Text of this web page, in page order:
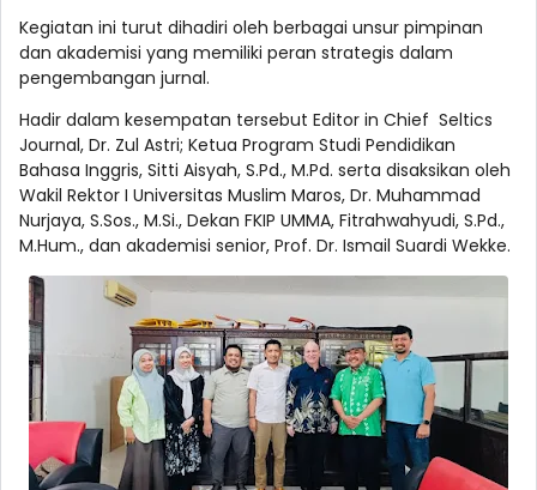
Kegiatan ini turut dihadiri oleh berbagai unsur pimpinan
dan akademisi yang memiliki peran strategis dalam
pengembangan jurnal.
Hadir dalam kesempatan tersebut Editor in Chief Seltics
Journal, Dr. Zul Astri; Ketua Program Studi Pendidikan
Bahasa Inggris, Sitti Aisyah, S.Pd., M.Pd. serta disaksikan oleh
Wakil Rektor I Universitas Muslim Maros, Dr. Muhammad
Nurjaya, S.Sos., M.Si., Dekan FKIP UMMA, Fitrahwahyudi, S.Pd.,
M.Hum., dan akademisi senior, Prof. Dr. Ismail Suardi Wekke.